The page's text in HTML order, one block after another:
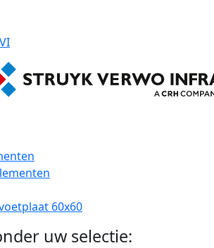
60x60
uw selectie: